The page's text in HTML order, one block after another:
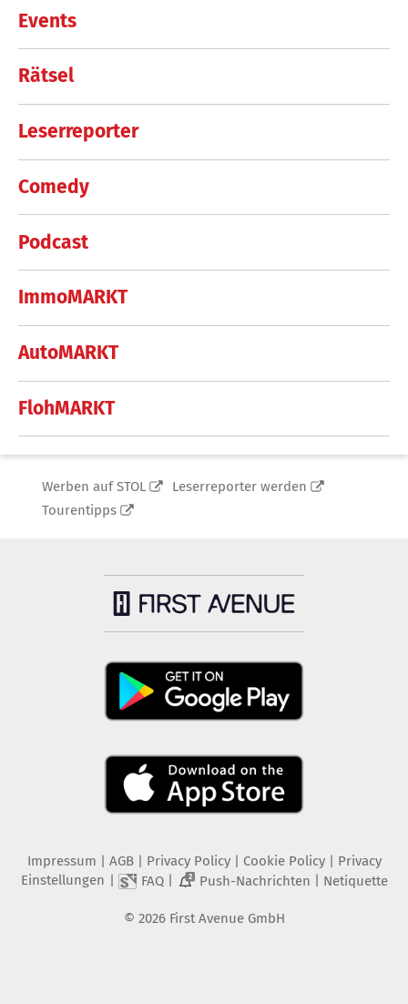
Events
Rätsel
Leserreporter
Comedy
Podcast
ImmoMARKT
AutoMARKT
FlohMARKT
Werben auf STOL
Leserreporter werden
Tourentipps
Impressum AGB Privacy Policy| Cookie Policy| Privacy
Einstellungen
FAQ| 2 Push-Nachrichten Netiquette
© 2026 First Avenue GmbH